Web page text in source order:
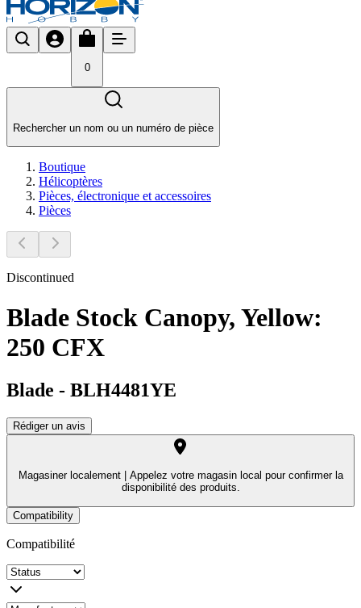
0
Rechercher un nom ou un numéro de pièce
Boutique
Hélicoptères
Pièces, électronique et accessoires
Pièces
Discontinued
Blade Stock Canopy, Yellow:
250 CFX
Blade - BLH4481YE
Rédiger un avis
Magasiner localement |
Appelez votre magasin local pour confirmer la
disponibilité des produits.
Compatibility
Compatibilité